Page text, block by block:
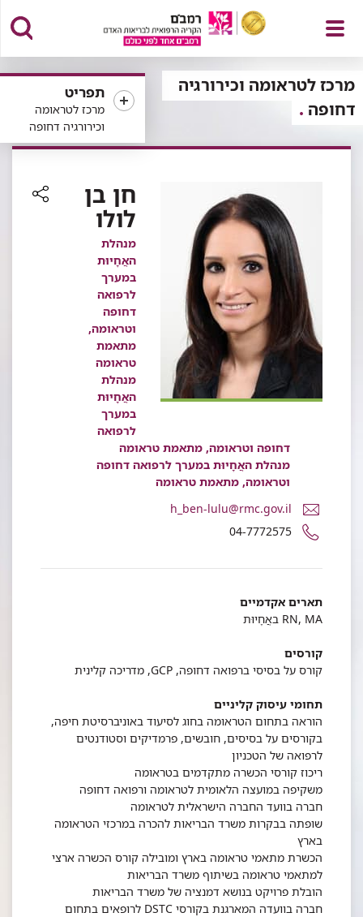
פתח
תפריט
תפריט
מרכז לטראומה
וכירורגיה דחופה
מרכז לטראומה וכירורגיה
דחופה
חן בן
לולו
מנהלת
האֲחָיוּת
במערך
לרפואה
דחופה
וטראומה,
מתאמת
טראומה
מנהלת
האֲחָיוּת
במערך
לרפואה
דחופה וטראומה, מתאמת טראומה
מנהלת האֲחָיוּת במערך לרפואה דחופה
וטראומה, מתאמת טראומה
דואר
אלקטרוני
חן
לולו
h_ben-lulu@rmc.gov.il
מספר
טלפון
בן
לולו
04-7772575
תארים אקדמיים
RN, MA באֲחָיוּת
קורסים
קורס על בסיסי ברפואה דחופה, GCP, מדריכה קלינית
תחומי עיסוק קליניים
הוראה בתחום הטראומה בחוג לסיעוד באוניברסיטת חיפה,
בקורסים על בסיסים, חובשים, פרמדיקים וסטודנטים
לרפואה של הטכניון
ריכוז קורסי הכשרה מתקדמים בטראומה
משקיפה במועצה הלאומית לטראומה ורפואה דחופה
חברה בוועד החברה הישראלית לטראומה
שופתה בבקרות משרד הבריאות להכרה במרכזי הטראומה
בארץ
הכשרת מתאמי טראומה בארץ ומובילה קורס הכשרה ארצי
למתאמי טראומה בשיתוף משרד הבריאות
הובלת פרויקט בנושא דמנציה של משרד הבריאות
חברה בוועדה המארגנת בקורסי DSTC לרופאים בתחום